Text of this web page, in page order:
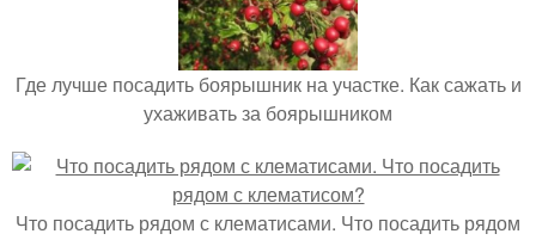
Где лучше посадить боярышник на участке. Как сажать и
ухаживать за боярышником
Что посадить рядом с клематисами. Что посадить рядом